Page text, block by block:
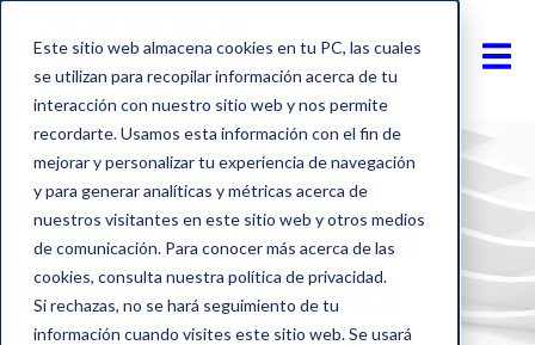
Este sitio web almacena cookies en tu PC, las cuales
se utilizan para recopilar información acerca de tu
interacción con nuestro sitio web y nos permite
recordarte. Usamos esta información con el fin de
mejorar y personalizar tu experiencia de navegación
y para generar analíticas y métricas acerca de
nuestros visitantes en este sitio web y otros medios
de comunicación. Para conocer más acerca de las
cookies, consulta nuestra política de privacidad.
Si rechazas, no se hará seguimiento de tu
información cuando visites este sitio web. Se usará
SERES Blog
Português